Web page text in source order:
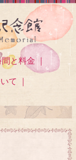
間と料金 ｜
て ｜